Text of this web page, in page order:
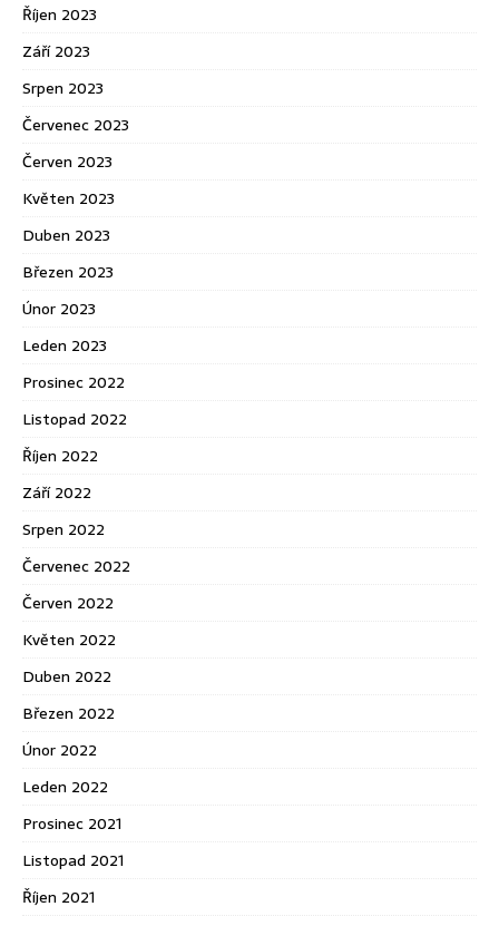
Říjen 2023
Září 2023
Srpen 2023
Červenec 2023
Červen 2023
Květen 2023
Duben 2023
Březen 2023
Únor 2023
Leden 2023
Prosinec 2022
Listopad 2022
Říjen 2022
Září 2022
Srpen 2022
Červenec 2022
Červen 2022
Květen 2022
Duben 2022
Březen 2022
Únor 2022
Leden 2022
Prosinec 2021
Listopad 2021
Říjen 2021